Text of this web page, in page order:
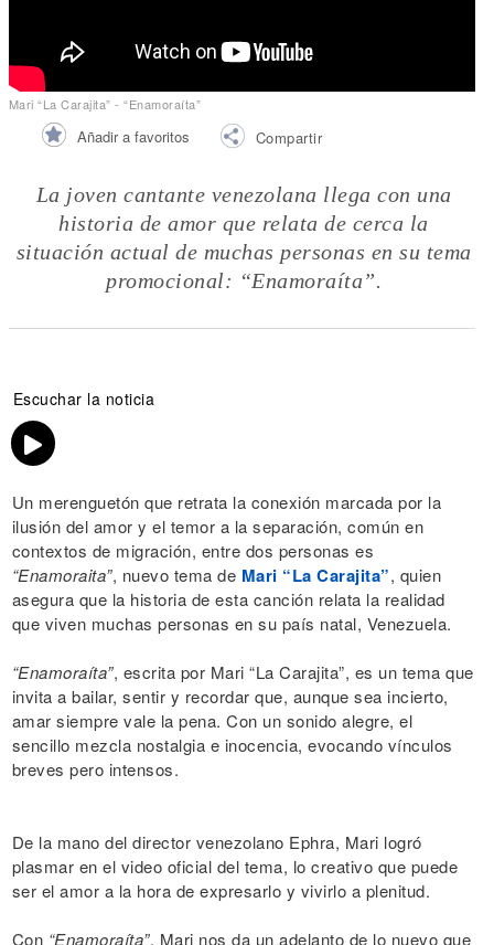
Mari “La Carajita” - “Enamoraíta”
Añadir a favoritos Compartir
La joven cantante venezolana llega con una
historia de amor que relata de cerca la
situación actual de muchas personas en su tema
promocional: “Enamoraíta”.
Escuchar la noticia
Un merenguetón que retrata la conexión marcada por la
ilusión del amor y el temor a la separación, común en
contextos de migración, entre dos personas es
“Enamoraita”, nuevo tema de Mari “La Carajita”, quien
asegura que la historia de esta canción relata la realidad
que viven muchas personas en su país natal, Venezuela.
“Enamoraíta”, escrita por Mari “La Carajita”, es un tema que
invita a bailar, sentir y recordar que, aunque sea incierto,
amar siempre vale la pena. Con un sonido alegre, el
sencillo mezcla nostalgia e inocencia, evocando vínculos
breves pero intensos.
De la mano del director venezolano Ephra, Mari logró
plasmar en el video oficial del tema, lo creativo que puede
ser el amor a la hora de expresarlo y vivirlo a plenitud.
Con “Enamoraíta”, Mari nos da un adelanto de lo nuevo que